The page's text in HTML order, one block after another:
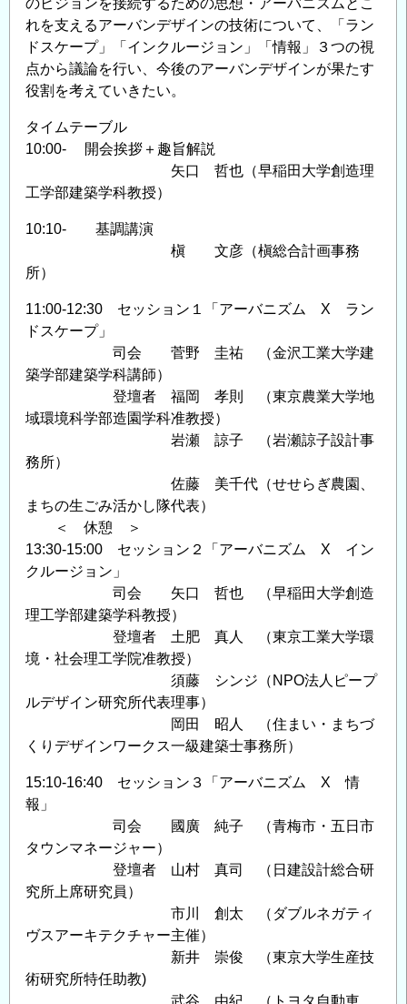
のビジョンを接続するための思想・アーバニズムとこ
れを支えるアーバンデザインの技術について、「ラン
ドスケープ」「インクルージョン」「情報」３つの視
点から議論を行い、今後のアーバンデザインが果たす
役割を考えていきたい。
タイムテーブル
10:00- 開会挨拶＋趣旨解説
矢口 哲也（早稲田大学創造理
工学部建築学科教授）
10:10- 基調講演
槇 文彦（槇総合計画事務
所）
11:00-12:30 セッション１「アーバニズム X ラン
ドスケープ」
司会 菅野 圭祐 （金沢工業大学建
築学部建築学科講師）
登壇者 福岡 孝則 （東京農業大学地
域環境科学部造園学科准教授）
岩瀬 諒子 （岩瀬諒子設計事
務所）
佐藤 美千代（せせらぎ農園、
まちの生ごみ活かし隊代表）
＜ 休憩 ＞
13:30-15:00 セッション２「アーバニズム X イン
クルージョン」
司会 矢口 哲也 （早稲田大学創造
理工学部建築学科教授）
登壇者 土肥 真人 （東京工業大学環
境・社会理工学院准教授）
須藤 シンジ（NPO法人ピープ
ルデザイン研究所代表理事）
岡田 昭人 （住まい・まちづ
くりデザインワークス一級建築士事務所）
15:10-16:40 セッション３「アーバニズム X 情
報」
司会 國廣 純子 （青梅市・五日市
タウンマネージャー）
登壇者 山村 真司 （日建設計総合研
究所上席研究員）
市川 創太 （ダブルネガティ
ヴスアーキテクチャー主催）
新井 崇俊 （東京大学生産技
術研究所特任助教)
武谷 由紀 （トヨタ自動車